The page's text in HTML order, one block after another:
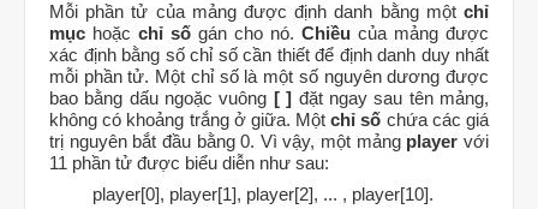
Mỗi phần tử của mảng được định danh bằng một chỉ
mục hoặc chỉ số gán cho nó. Chiều của mảng được
xác định bằng số chỉ số cần thiết để định danh duy nhất
mỗi phần tử. Một chỉ số là một số nguyên dương được
bao bằng dấu ngoặc vuông [ ] đặt ngay sau tên mảng,
không có khoảng trắng ở giữa. Mộtchỉ số chứa các giá
trị nguyên bắt đầu bằng 0. Vì vậy, một mảng player với
11 phần tử được biểu diễn như sau:
player[0], player[1], player[2], ... , player[10].